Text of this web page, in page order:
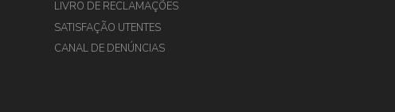
LIVRO DE RECLAMAÇÕES
SATISFAÇÃO UTENTES
CANAL DE DENÚNCIAS